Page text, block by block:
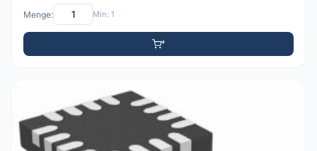
Menge: Min: 1